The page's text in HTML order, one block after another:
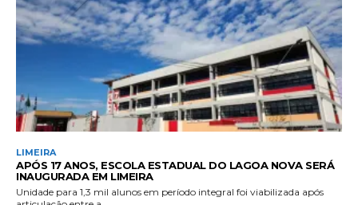
LIMEIRA
APÓS 17 ANOS, ESCOLA ESTADUAL DO LAGOA NOVA SERÁ
INAUGURADA EM LIMEIRA
Unidade para 1,3 mil alunos em período integral foi viabilizada após